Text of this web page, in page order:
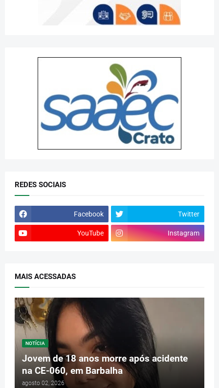
REDES SOCIAIS
Facebook Twitter
YouTube Instagram
MAIS ACESSADAS
NOTÍCIA
Jovem de 18 anos morre após acidente
na CE-060, em Barbalha
agosto 02, 2026